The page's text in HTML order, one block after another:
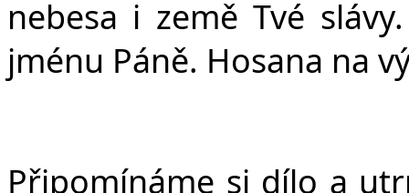
nebesa i země Tvé
jménu Páně. Hosana na
Připomínáme si dílo a